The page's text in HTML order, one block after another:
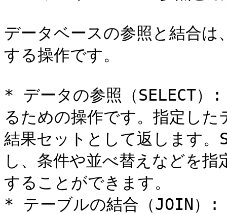
データベースの参照と結合
する操作です。
* データの参照（SELECT）
るための操作です。指定し
結果セットとして返します。
し、条件や並べ替えなどを
することができます。
* テーブルの結合（JOIN）: